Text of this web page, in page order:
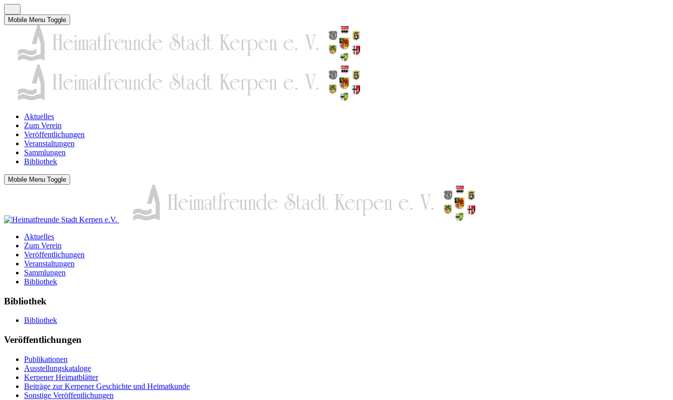
Mobile Menu Toggle
Aktuelles
Zum Verein
Veröffentlichungen
Veranstaltungen
Sammlungen
Bibliothek
Mobile Menu Toggle
Aktuelles
Zum Verein
Veröffentlichungen
Veranstaltungen
Sammlungen
Bibliothek
Bibliothek
Bibliothek
Veröffentlichungen
Publikationen
Ausstellungskataloge
Kerpener Heimatblätter
Beiträge zur Kerpener Geschichte und Heimatkunde
Sonstige Veröffentlichungen